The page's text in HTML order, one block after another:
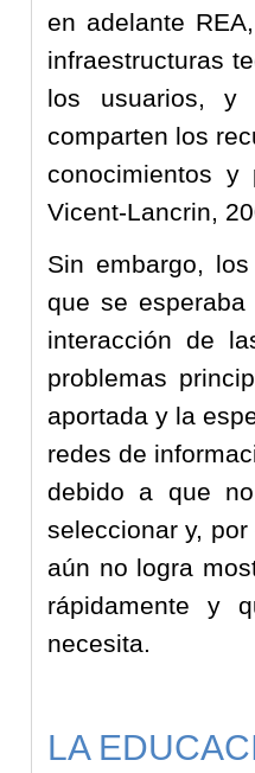
en adelante
infraestructuras
los usuarios, y
comparten los
conocimientos y
Vicent-Lancrin,
Sin embargo,
que se
interacción de
problemas
aportada y la
redes de
debido a que
seleccionar y,
aún no logra
rápidamente y
necesita.
LA